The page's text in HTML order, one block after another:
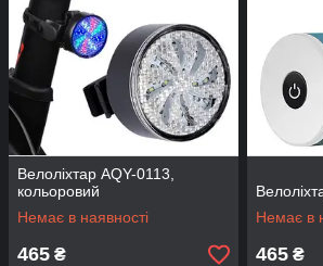
Велоліхтар AQY-0113,
кольоровий
Немає в наявності
465 ₴
Немає в
465 ₴